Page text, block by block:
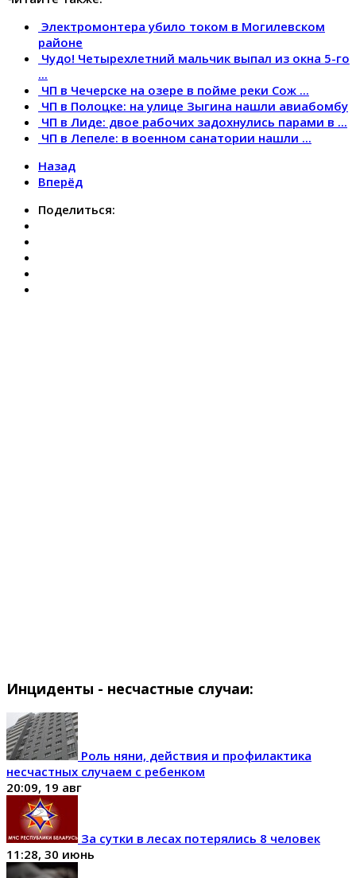
Электромонтера убило током в Могилевском
районе
Чудо! Четырехлетний мальчик выпал из окна 5-го
...
ЧП в Чечерске на озере в пойме реки Сож ...
ЧП в Полоцке: на улице Зыгина нашли авиабомбу
ЧП в Лиде: двое рабочих задохнулись парами в ...
ЧП в Лепеле: в военном санатории нашли ...
Назад
Вперёд
Поделиться:
Инциденты - несчастные случаи:
Роль няни, действия и профилактика
несчастных случаем с ребенком
20:09, 19 авг
За сутки в лесах потерялись 8 человек
11:28, 30 июнь